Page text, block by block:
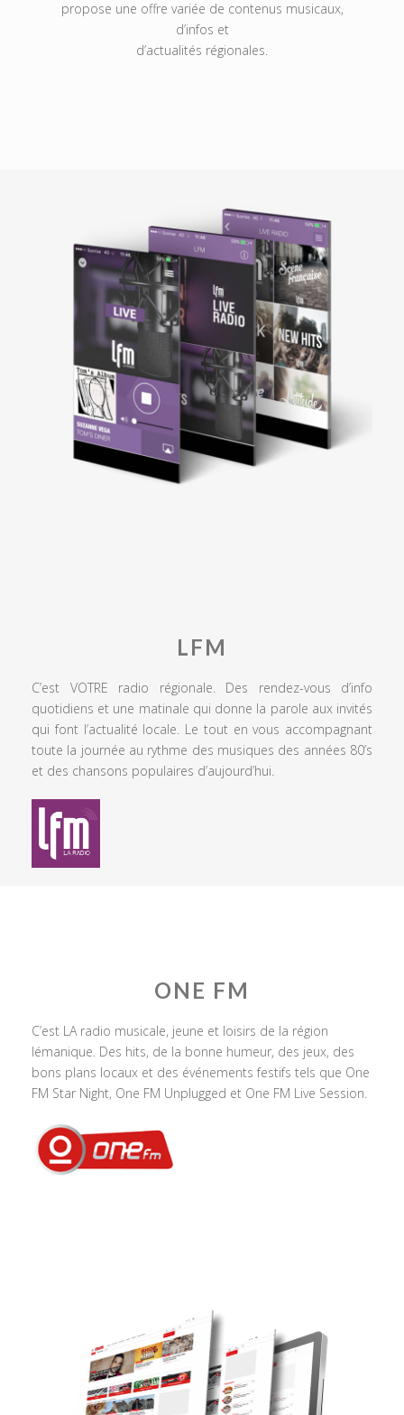
propose une offre variée de contenus musicaux,
d’infos et
d’actualités régionales.
LFM
C’est VOTRE radio régionale. Des rendez-vous d’info
quotidiens et une matinale qui donne la parole aux invités
qui font l’actualité locale. Le tout en vous accompagnant
toute la journée au rythme des musiques des années 80’s
et des chansons populaires d’aujourd’hui.
ONE FM
C’est LA radio musicale, jeune et loisirs de la région
lémanique. Des hits, de la bonne humeur, des jeux, des
bons plans locaux et des événements festifs tels que One
FM Star Night, One FM Unplugged et One FM Live Session.